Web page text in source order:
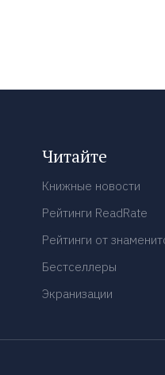
Читайте
Книжные новости
Рейтинги ReadRate
Рейтинги от
Бестселлеры
Экранизации